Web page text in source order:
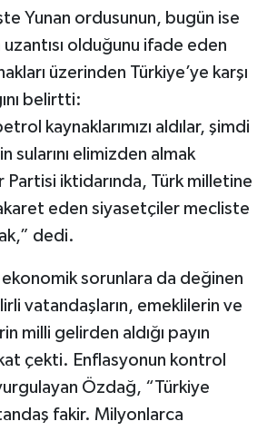
Yunan ordusunun, bugün ise
uzantısı olduğunu ifade eden
üzerinden Türkiye’ye karşı
belirtti:
kaynaklarımızı aldılar, şimdi
sularını elimizden almak
iktidarında, Türk milletine
eden siyasetçiler mecliste
dedi.
ekonomik sorunlara da değinen
vatandaşların, emeklilerin ve
milli gelirden aldığı payın
çekti. Enflasyonun kontrol
Özdağ, “Türkiye
fakir. Milyonlarca